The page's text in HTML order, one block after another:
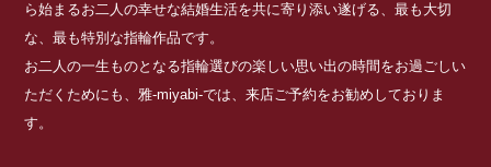
ら始まるお二人の幸せな結婚生活を共に寄り添い遂げる、最も大切
な、最も特別な指輪作品です。
お二人の一生ものとなる指輪選びの楽しい思い出の時間をお過ごしい
ただくためにも、雅-miyabi-では、来店ご予約をお勧めしておりま
す。